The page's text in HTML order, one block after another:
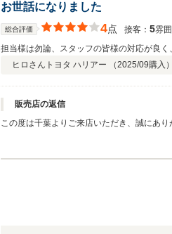
お世話になりました
総合評価 4点 接客： 5雰囲
担当様は勿論、スタッフの皆様の対応が良
ヒロさん トヨタ ハリアー （2025/09購入）
販売店の返信
この度は千葉よりご来店いただき、誠にあ
す。 率直なご意見をいただき、誠にありが